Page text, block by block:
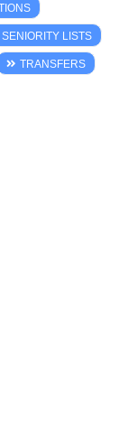
SENIORITY LISTS
TRANSFERS